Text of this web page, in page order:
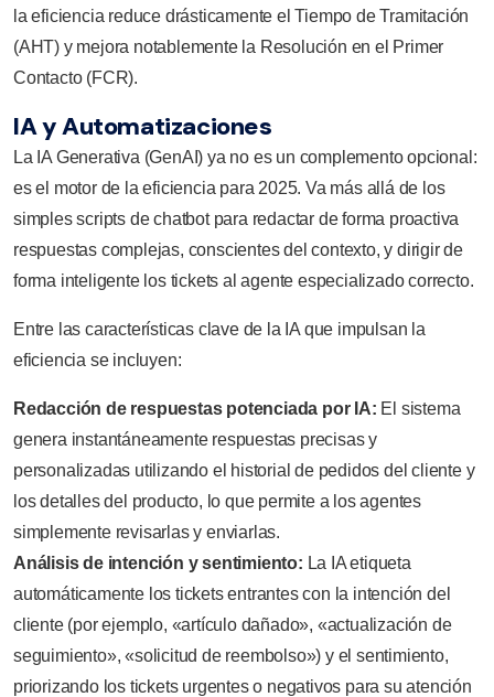
la eficiencia reduce drásticamente el Tiempo de Tramitación
(AHT) y mejora notablemente la Resolución en el Primer
Contacto (FCR).
IA y Automatizaciones
La IA Generativa (GenAI) ya no es un complemento opcional:
es el motor de la eficiencia para 2025. Va más allá de los
simples scripts de chatbot para redactar de forma proactiva
respuestas complejas, conscientes del contexto, y dirigir de
forma inteligente los tickets al agente especializado correcto.
Entre las características clave de la IA que impulsan la
eficiencia se incluyen:
Redacción de respuestas potenciada por IA: El sistema
genera instantáneamente respuestas precisas y
personalizadas utilizando el historial de pedidos del cliente y
los detalles del producto, lo que permite a los agentes
simplemente revisarlas y enviarlas.
Análisis de intención y sentimiento: La IA etiqueta
automáticamente los tickets entrantes con la intención del
cliente (por ejemplo, «artículo dañado», «actualización de
seguimiento», «solicitud de reembolso») y el sentimiento,
priorizando los tickets urgentes o negativos para su atención